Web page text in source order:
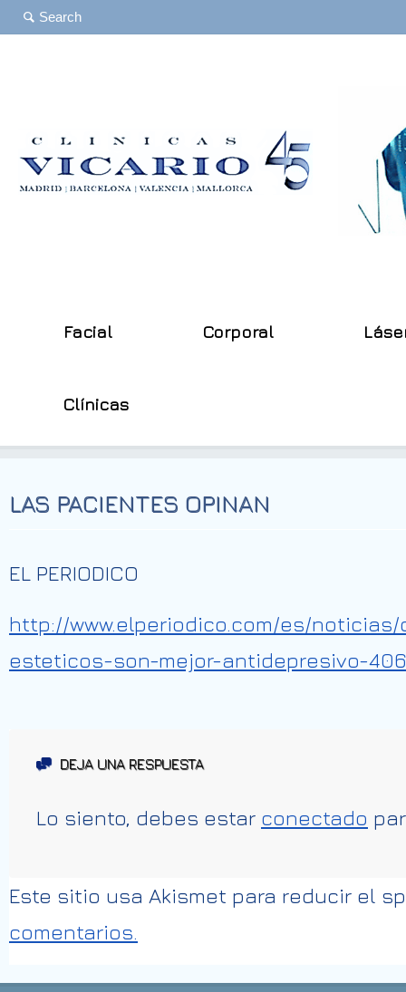
Facial Corporal
Clínicas
LAS PACIENTES OPINAN
EL PERIODICO
http://www.elperiodico.com/es/
esteticos-son-mejor-antidepresivo-
DEJA UNA RESPUESTA
Lo siento, debes estar conectado
Este sitio usa Akismet para reducir el
comentarios.